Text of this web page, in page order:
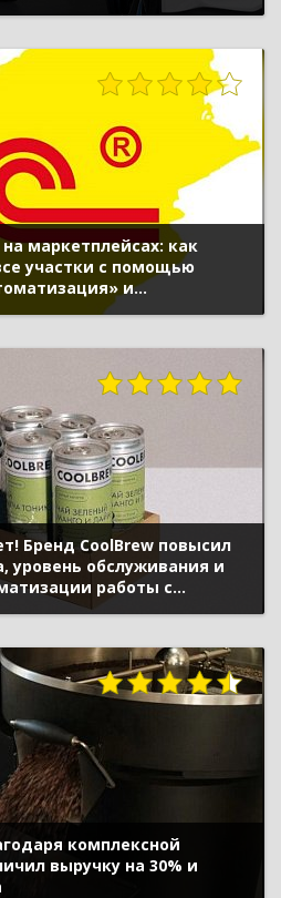
маркетплейсах: как
участки с помощью
и
в 1С» и
Бренд CoolBrew повысил
уровень обслуживания и
работы с
комплексной
выручку на 30% и